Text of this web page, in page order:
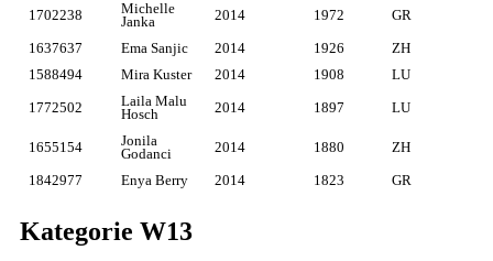
1702238
Michelle
Janka
2014 1972 GR
1637637 Ema Sanjic 2014 1926
ZH
1588494
Mira Kuster 2014 1908 LU
1772502
Laila Malu
Hosch
2014 1897 LU
1655154
Jonila
Godanci
2014 1880 ZH
1842977 Enya Berry 2014 1823 GR
Kategorie W13